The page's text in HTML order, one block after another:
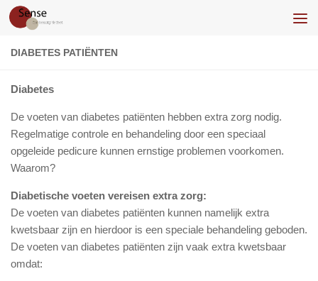
Doorgaan naar inhoud
DIABETES PATIËNTEN
Diabetes
De voeten van diabetes patiënten hebben extra zorg nodig.
Regelmatige controle en behandeling door een speciaal
opgeleide pedicure kunnen ernstige problemen voorkomen.
Waarom?
Diabetische voeten vereisen extra zorg:
De voeten van diabetes patiënten kunnen namelijk extra
kwetsbaar zijn en hierdoor is een speciale behandeling geboden.
De voeten van diabetes patiënten zijn vaak extra kwetsbaar
omdat: